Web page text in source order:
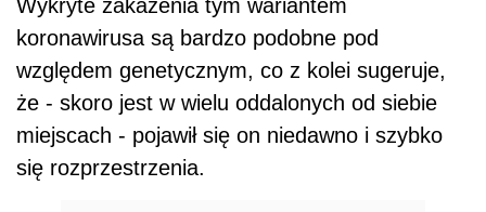
Wykryte zakażenia tym wariantem
koronawirusa są bardzo podobne pod
względem genetycznym, co z kolei sugeruje,
że - skoro jest w wielu oddalonych od siebie
miejscach - pojawił się on niedawno i szybko
się rozprzestrzenia.